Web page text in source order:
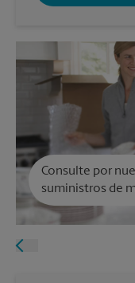
Consulte por
suministros de